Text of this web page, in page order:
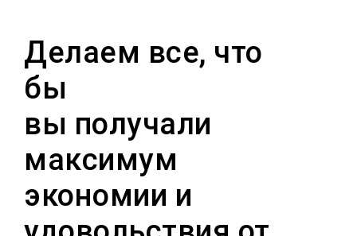
Делаем все, что
бы
вы получали
максимум
экономии и